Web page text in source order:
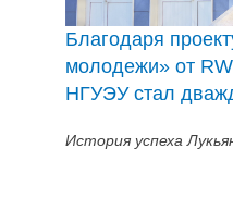
Благодаря
молодежи» от
НГУЭУ стал
История успеха